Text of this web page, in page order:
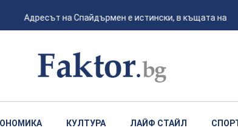
Адресът на Спайдърмен е истински, в къщата
КУЛТУРА ЛАЙФ СТАЙЛ